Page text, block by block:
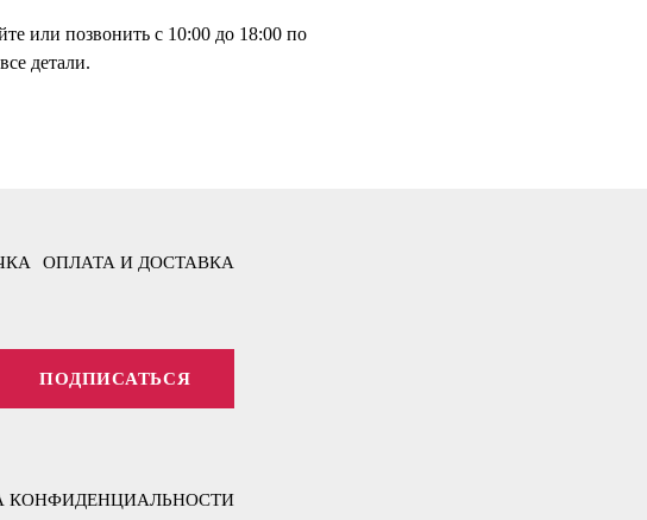
или позвонить с 10:00 до 18:00 по
детали.
ОПЛАТА И ДОСТАВКА
ПОДПИСАТЬСЯ
КОНФИДЕНЦИАЛЬНОСТИ